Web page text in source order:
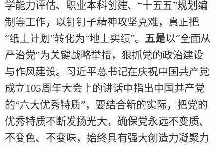
学能力评估、职业本科创建、“十五五”规划编
制等工作，以钉钉子精神攻坚克难，真正把
“纸上计划”转化为“地上实绩”。 五是以“全面从
严治党”为关键战略举措，狠抓党的政治建设
与作风建设。习近平总书记在庆祝中国共产党
成立105周年大会上的讲话中指出中国共产党
的“六大优秀特质”，要结合新的实际，把党的
优秀特质不断发扬光大，确保党永远不变质、
不变色、不变味，始终具有强大创造力凝聚力